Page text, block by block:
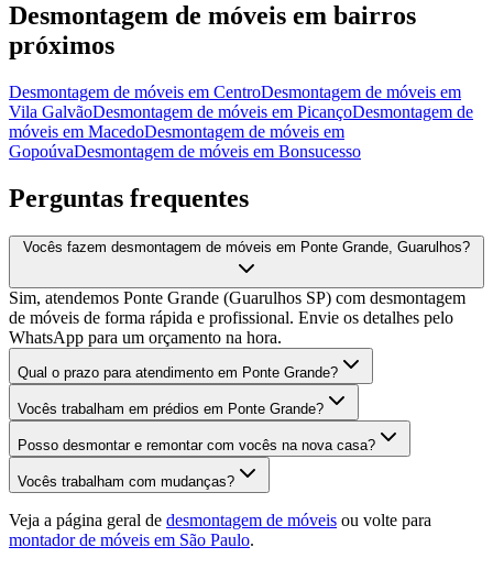
Desmontagem de móveis em bairros
próximos
Desmontagem de móveis em CentroDesmontagem de móveis em
Vila GalvãoDesmontagem de móveis em PicançoDesmontagem de
móveis em MacedoDesmontagem de móveis em
GopoúvaDesmontagem de móveis em Bonsucesso
Perguntas frequentes
Vocês fazem desmontagem de móveis em Ponte Grande, Guarulhos?
Sim, atendemos Ponte Grande (Guarulhos SP) com desmontagem
de móveis de forma rápida e profissional. Envie os detalhes pelo
WhatsApp para um orçamento na hora.
Qual o prazo para atendimento em Ponte Grande?
Vocês trabalham em prédios em Ponte Grande?
Posso desmontar e remontar com vocês na nova casa?
Vocês trabalham com mudanças?
Veja a página geral de desmontagem de móveis ou volte para
montador de móveis em São Paulo.